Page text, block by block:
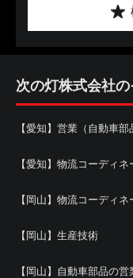
次の灯株式会社
【愛知】営業（自動車
【愛知】物流コーディネ
【岡山】物流コーディネ
【岡山】生産技術
【岡山】自動車部品の営